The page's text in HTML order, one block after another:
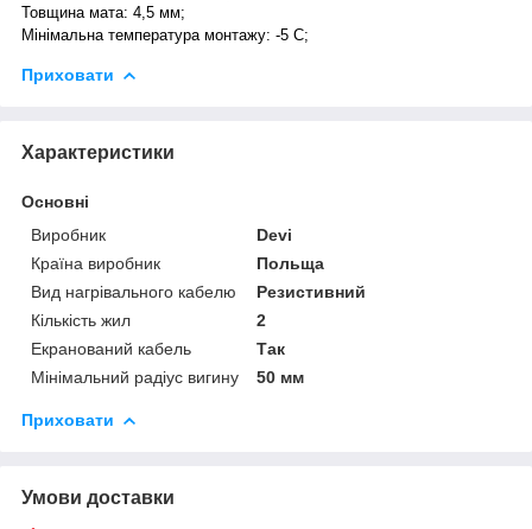
Товщина мата: 4,5 мм;
Мінімальна температура монтажу: -5 С;
Приховати
Характеристики
Основні
Виробник
Devi
Країна виробник
Польща
Вид нагрівального кабелю
Резистивний
Кількість жил
2
Екранований кабель
Так
Мінімальний радіус вигину
50 мм
Приховати
Умови доставки